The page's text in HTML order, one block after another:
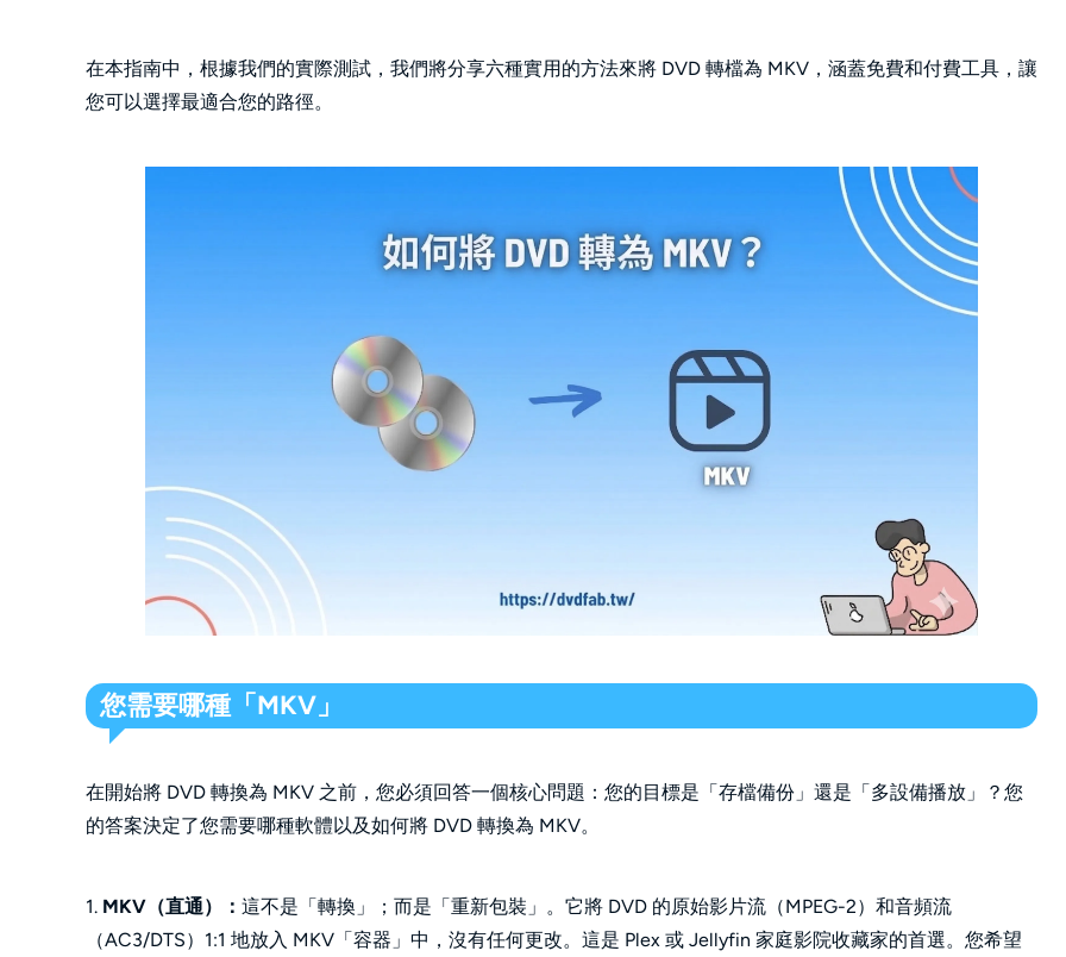
在本指南中，根據我們的實際測試，我們將分享六種實用的方法來將 DVD 轉檔為 MKV，涵蓋免費和付費工具，讓
您可以選擇最適合您的路徑。
您需要哪種「MKV」
在開始將 DVD 轉換為 MKV 之前，您必須回答一個核心問題：您的目標是「存檔備份」還是「多設備播放」？您
的答案決定了您需要哪種軟體以及如何將 DVD 轉換為 MKV。
1. MKV（直通）： 這不是「轉換」；而是「重新包裝」。它將 DVD 的原始影片流（MPEG-2）和音頻流
（AC3/DTS）1:1 地放入 MKV「容器」中，沒有任何更改。這是 Plex 或 Jellyfin 家庭影院收藏家的首選。您希望